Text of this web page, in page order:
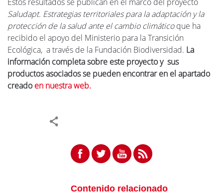
Saludapt. Estrategias territoriales para la adaptación y la
protección de la salud ante el cambio climáticoque ha
recibido el apoyo del Ministerio para la Transición
Ecológica, a través de la Fundación Biodiversidad. La
información completa sobre este proyecto y sus
productos asociados se pueden encontrar en el apartado
creado en nuestra web.
Contenido relacionado